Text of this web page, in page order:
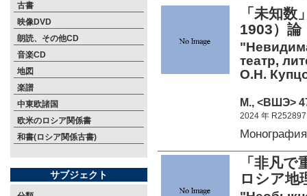
古書
映像DVD
朗読、その他CD
音楽CD
地図
楽譜
中東欧諸国
欧米のロシア関係書
和書(ロシア関係古書)
サブジェクト
「未知
1903）
театр,
О.Н.
М., <ВШЭ>
2024 年 R252897
「非凡
ロシア地